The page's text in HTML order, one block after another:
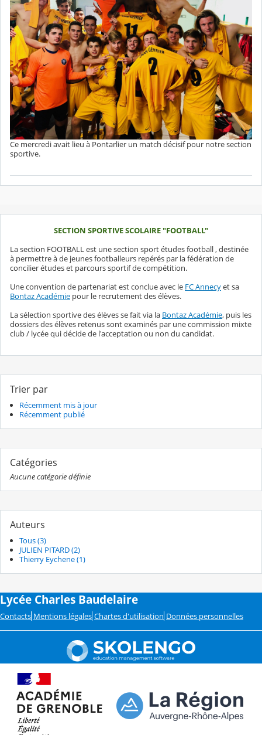
Ce mercredi avait lieu à Pontarlier un match décisif pour notre section
sportive.
SECTION SPORTIVE SCOLAIRE "FOOTBALL"
La section FOOTBALL est une section sport études football , destinée
à permettre à de jeunes footballeurs repérés par la fédération de
concilier études et parcours sportif de compétition.
Une convention de partenariat est conclue avec le FC Annecyet sa
Bontaz Académie pour le recrutement des élèves.
La sélection sportive des élèves se fait via la Bontaz Académie, puis les
dossiers des élèves retenus sont examinés par une commission mixte
club / lycée qui décide de l'acceptation ou non du candidat.
Trier par
Récemment mis à jour
Récemment publié
Catégories
Aucune catégorie définie
Auteurs
Tous (3)
JULIEN PITARD (2)
Thierry Eychene (1)
Lycée Charles Baudelaire
Contacts Mentions légales Chartes d'utilisation Données personnelles